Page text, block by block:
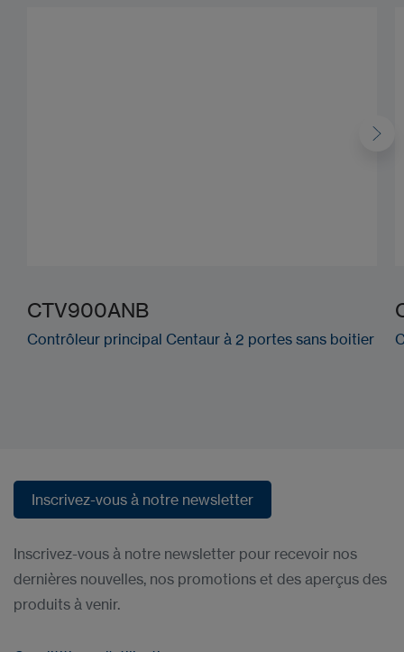
CTV900ANB
Contrôleur principal Centaur à 2 portes sans boitier
Inscrivez-vous à notre newsletter
Inscrivez-vous à notre newsletter pour recevoir nos
dernières nouvelles, nos promotions et des aperçus des
produits à venir.